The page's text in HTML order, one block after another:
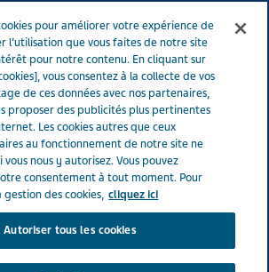
Menu
VOGALENE® 5 mg (bte de 10)
5 mg (bte de
ANTINAUSÉEUX METOPIMAZINE
pour améliorer votre expérience de
l’utilisation que vous faites de notre site
pour notre contenu. En cliquant sur
vous consentez à la collecte de vos
de ces données avec nos partenaires,
proposer des publicités plus pertinentes
Les cookies autres que ceux
au fonctionnement de notre site ne
vous nous y autorisez. Vous pouvez
consentement à tout moment. Pour
gestion des cookies, cliquez ici
Autoriser tous les cookies